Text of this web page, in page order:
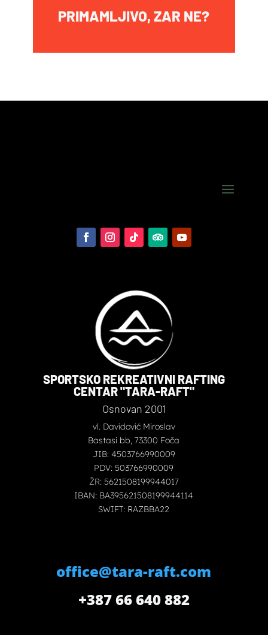
PRIMAMLJIVO, ZAR NE?
SPORTSKO REKREATIVNI RAFTING
CENTAR "TARA-RAFT"
Osnovan 2001
vl. Davidović Miroslav
Bastasi bb, 73300 Foča
JIB: 4503766990009
PDV: 503766990009
ŽR: 5621508199944017
IBAN: BA395621508199944114
SWIFT: RAZBBA22
office@tara-raft.com
+387 66 640 882